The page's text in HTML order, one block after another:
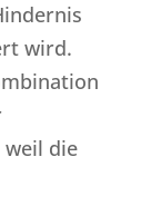
wird.
weil die